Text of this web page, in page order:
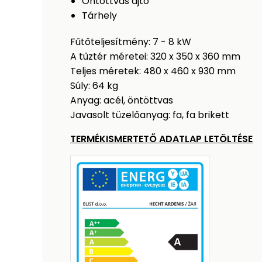
Tárhely
Fűtőteljesítmény: 7 - 8 kW
A tűztér méretei: 320 x 350 x 360 mm
Teljes méretek: 480 x 460 x 930 mm
Súly: 64 kg
Anyag: acél, öntöttvas
Javasolt tüzelőanyag: fa, fa brikett
TERMÉKISMERTETŐ ADATLAP LETÖLTÉSE